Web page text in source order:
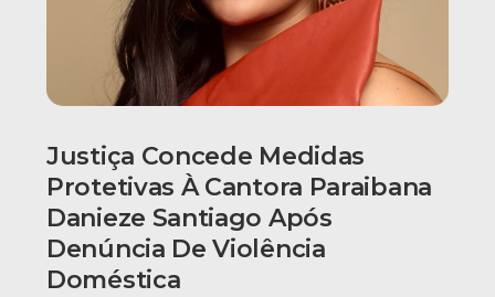
Justiça Concede Medidas
Protetivas À Cantora Paraibana
Danieze Santiago Após
Denúncia De Violência
Doméstica